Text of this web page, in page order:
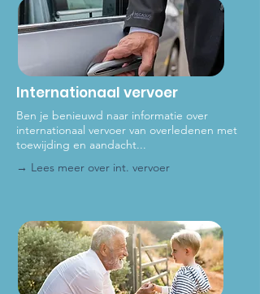
Internationaal vervoer
Ben je benieuwd naar informatie over
internationaal vervoer van overledenen met
toewijding en aandacht...
→ Lees meer over int. vervoer